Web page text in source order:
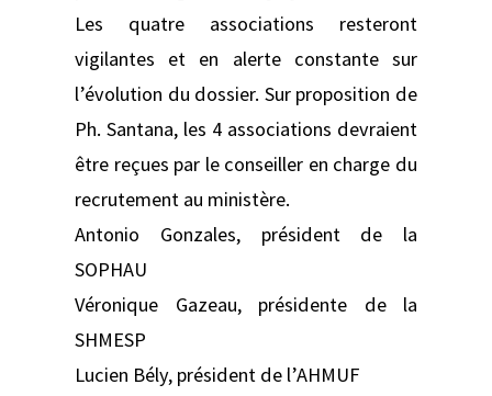
Les quatre associations resteront
vigilantes et en alerte constante sur
l’évolution du dossier. Sur proposition de
Ph. Santana, les 4 associations devraient
être reçues par le conseiller en charge du
recrutement au ministère.
Antonio Gonzales, président de la
SOPHAU
Véronique Gazeau, présidente de la
SHMESP
Lucien Bély, président de l’AHMUF